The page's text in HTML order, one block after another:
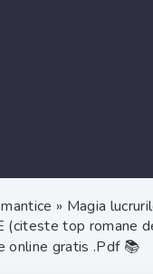
» Magia
(citeste top romane
online gratis .Pdf 📚